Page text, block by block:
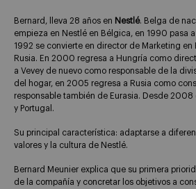
Bernard, lleva 28 años en Nestlé. Belga de
empieza en Nestlé en Bélgica, en 1990 pasa
1992 se convierte en director de Marketing en
Rusia. En 2000 regresa a Hungría como
a Vevey de nuevo como responsable de la
del hogar, en 2005 regresa a Rusia como
responsable también de Eurasia. Desde 2008
y Portugal.
Su principal característica: adaptarse a
valores y la cultura de Nestlé.
Bernard Meunier explica que su primera
de la compañía y concretar los objetivos a